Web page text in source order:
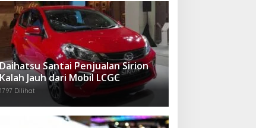
Santai Penjualan Sirion
Jauh dari Mobil LCGC
1797 Dilihat